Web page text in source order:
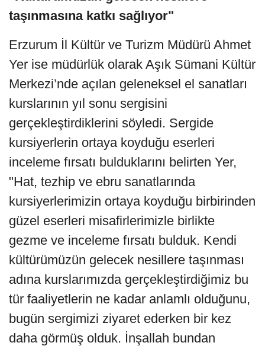
taşınmasına katkı sağlıyor"
Erzurum İl Kültür ve Turizm Müdürü Ahmet
Yer ise müdürlük olarak Aşık Sümani Kültür
Merkezi’nde açılan geleneksel el sanatları
kurslarının yıl sonu sergisini
gerçekleştirdiklerini söyledi. Sergide
kursiyerlerin ortaya koyduğu eserleri
inceleme fırsatı bulduklarını belirten Yer,
"Hat, tezhip ve ebru sanatlarında
kursiyerlerimizin ortaya koyduğu birbirinden
güzel eserleri misafirlerimizle birlikte
gezme ve inceleme fırsatı bulduk. Kendi
kültürümüzün gelecek nesillere taşınması
adına kurslarımızda gerçekleştirdiğimiz bu
tür faaliyetlerin ne kadar anlamlı olduğunu,
bugün sergimizi ziyaret ederken bir kez
daha görmüş olduk. İnşallah bundan